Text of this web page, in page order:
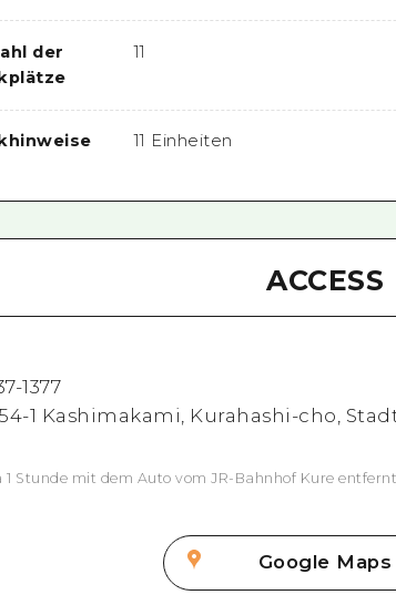
der
11
11 Einheiten
ACCESS
1377
1 Kashimakami, Kurahashi-cho,
1 Stunde mit dem Auto vom JR-Bahnhof Kure entfernt
Google Maps